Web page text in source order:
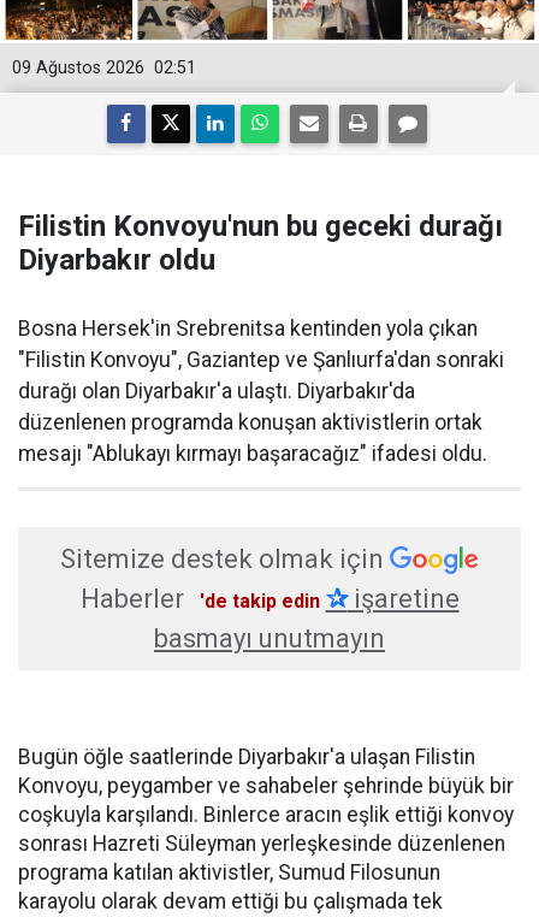
02:51
09 Ağustos 2026
Filistin Konvoyu'nun bu geceki durağı
Diyarbakır oldu
Bosna Hersek'in Srebrenitsa kentinden yola çıkan
"Filistin Konvoyu", Gaziantep ve Şanlıurfa'dan sonraki
durağı olan Diyarbakır'a ulaştı. Diyarbakır'da
düzenlenen programda konuşan aktivistlerin ortak
mesajı "Ablukayı kırmayı başaracağız" ifadesi oldu.
Sitemize destek olmak için
Haberler
'de takip edin ✰işaretine
basmayı unutmayın
Bugün öğle saatlerinde Diyarbakır'a ulaşan Filistin
Konvoyu, peygamber ve sahabeler şehrinde büyük bir
coşkuyla karşılandı. Binlerce aracın eşlik ettiği konvoy
sonrası Hazreti Süleyman yerleşkesinde düzenlenen
programa katılan aktivistler, Sumud Filosunun
karayolu olarak devam ettiği bu çalışmada tek